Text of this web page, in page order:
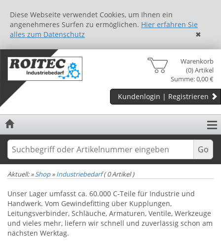
Diese Webseite verwendet Cookies, um Ihnen ein
angenehmeres Surfen zu ermöglichen. Hier erfahren Sie
alles zum Datenschutz
✖
Warenkorb
(0) Artikel
Summe: 0,00 €
Kundenlogin | Registrieren
Aktuell:»Shop»Industriebedarf(0Artikel)
Unser Lager umfasst ca. 60.000 C-Teile für Industrie und
Handwerk. Vom Gewindefitting über Kupplungen,
Leitungsverbinder, Schläuche, Armaturen, Ventile, Werkzeuge
und vieles mehr, liefern wir schnell und zuverlässig schon am
nächsten Werktag.